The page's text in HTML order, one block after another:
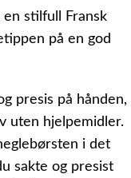
stilfull Fransk
på en god
presis på hånden,
uten hjelpemidler.
i det
sakte og presist